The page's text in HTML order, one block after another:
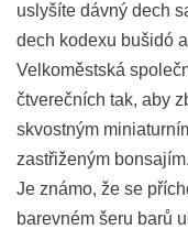
uslyšíte dávný dech
dech kodexu bušidó
Velkoměstská
čtverečních tak, aby
skvostným
zastřiženým bonsajím.
Je známo, že se
barevném šeru barů